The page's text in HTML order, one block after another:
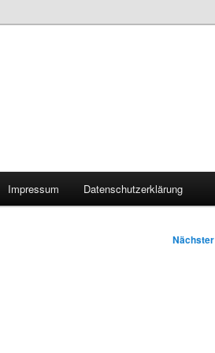
Impressum Datenschutzerklärung
Nächster